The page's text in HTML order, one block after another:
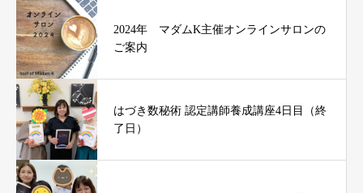
2024年 マダムK主催オンラインサロンの
ご案内
はづき数秘術 認定講師養成講座4日目（終
了日）